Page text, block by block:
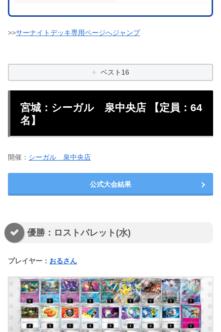
>>サーナイトデッキ専用ページへジャンプ
ベスト16
宮城：シーガル 泉中央店 【定員：64
名】
開催： シーガル 泉中央店
公式大会結果
優勝：ロストバレット(水)
プレイヤー： おるさん